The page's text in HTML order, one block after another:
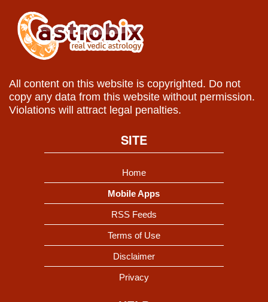
All content on this website is copyrighted. Do not
copy any data from this website without permission.
Violations will attract legal penalties.
SITE
Home
Mobile Apps
RSS Feeds
Terms of Use
Disclaimer
Privacy